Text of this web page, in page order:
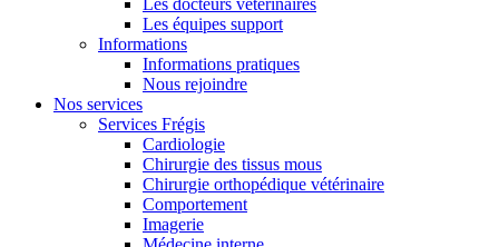
Les docteurs vétérinaires
Les équipes support
Informations
Informations pratiques
Nous rejoindre
Nos services
Services Frégis
Cardiologie
Chirurgie des tissus mous
Chirurgie orthopédique vétérinaire
Comportement
Imagerie